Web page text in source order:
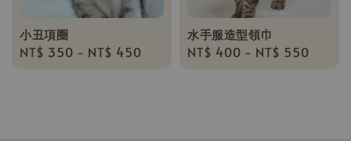
小丑項圈
Regular
NT$ 350 - NT$ 450
水手服造型領巾
Regular
NT$ 400 - NT$ 550